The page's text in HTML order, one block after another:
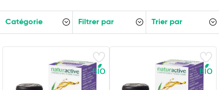
Catégorie Filtrer par Trier par